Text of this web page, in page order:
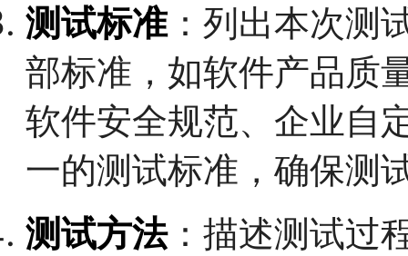
测试标准：列出本次测
部标准，如软件产品质
软件安全规范、企业自
一的测试标准，确保测
测试方法：描述测试过